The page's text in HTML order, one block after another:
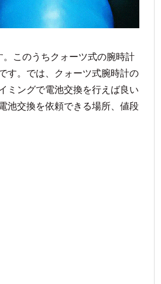
。このうちクォーツ式の腕時計
す。では、クォーツ式腕時計の
ミングで電池交換を行えば良い
池交換を依頼できる場所、値段